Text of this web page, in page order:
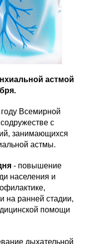
астмой
Всемирной
с
занимающихся
астмы.
- повышение
населения и
на ранней стадии,
помощи
дыхательной